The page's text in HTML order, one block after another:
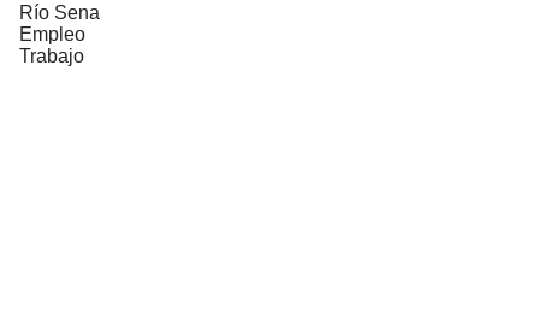
Río Sena
Empleo
Trabajo